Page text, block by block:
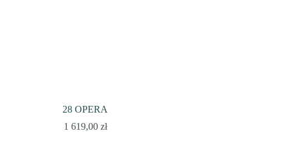
28 OPERA
1 619,00 zł